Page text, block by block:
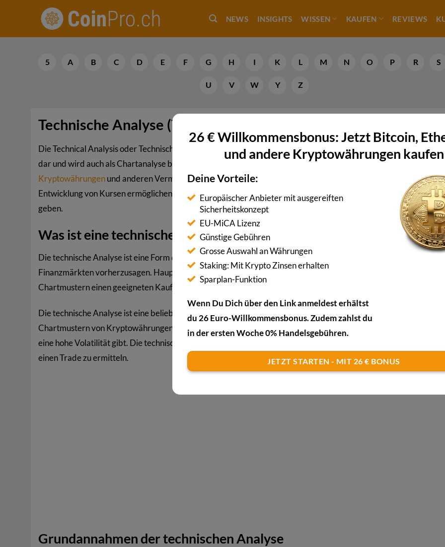
NEWS INSIGHTS WISSEN KAUFEN REVIEWS
5 A B C D E F G H I K L M N O P R S
U V W Y Z
Technische Analyse (Technical Analysis TA)
Die Technical Analysis oder Technische Analyse (TA) stellt einen Ansatz der Analyse zur Auswertung von
dar und wird auch als Chartanalyse bezeichnet. Anhand historischer Daten zu Kursbewegungen und Umsätzen
Kryptowährungenund anderen Vermögenswerten soll die TA Aussagen über die wahrscheinliche zukünftige
Entwicklung von Kursen ermöglichen und so Hinweise auf den richtigen Zeitpunkt für günstige Käufe und
geben.
Was ist eine technische Analyse?
Die technische Analyse ist eine Form der Finanzanalyse, die dafür verwendet wird, um Preisbewegungen und
Finanzmärkten vorherzusagen. Hauptziel der technischen Analyse ist es, anhand von Handelsumsätzen und
Chartmustern einen geeigneten Kauf- oder Verkaufszeitpunkt für einen Vermögenswert zu bestimmen.
Die technische Analyse ist eine beliebte Analysemethode im Aktien- und Kryptomarkt. Gerade für die Analyse
Chartmustern von Kryptowährungen ist die technische Analyse sehr interessant, da es speziell bei
eine hohe Volatilität gibt. Die technische Analyse kann helfen, selbst bei starken Kursschwankungen
einen Trade zu ermitteln.
Grundannahmen der technischen Analyse
26 € Willkommensbonus: Jetzt Bitcoin,
und andere Kryptowährungen kaufen
Deine Vorteile:
Europäischer Anbieter mit ausgereiften
Sicherheitskonzept
EU-MiCA Lizenz
Günstige Gebühren
Grosse Auswahl an Währungen
Staking: Mit Krypto Zinsen erhalten
Sparplan-Funktion
Wenn Du Dich über den Link anmeldest erhältst
du 26 Euro-Willkommensbonus. Zudem zahlst du
in der ersten Woche 0% Handelsgebühren.
JETZT STARTEN - MIT 26 € BONUS